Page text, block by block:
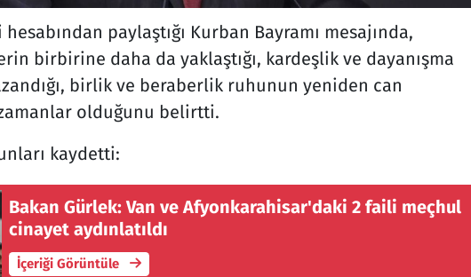
paylaştığı Kurban Bayramı mesajında,
birbirine daha da yaklaştığı, kardeşlik ve dayanışma
birlik ve beraberlik ruhunun yeniden can
olduğunu belirtti.
kaydetti:
Bakan Gürlek: Van ve Afyonkarahisar'daki 2 faili meçhul
cinayet aydınlatıldı
İçeriği Görüntüle